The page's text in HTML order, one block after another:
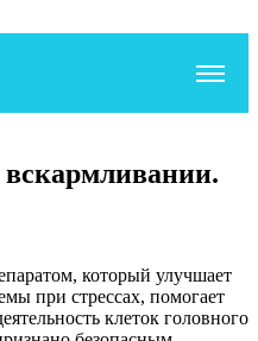
который улучшает
при стрессах, помогает
клеток головного